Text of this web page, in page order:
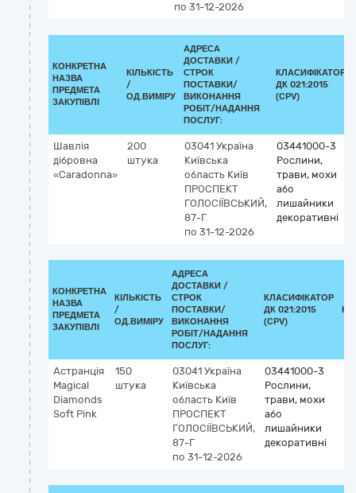
по 31-12-2026
КОНКРЕТНА
НАЗВА
ПРЕДМЕТА
ЗАКУПІВЛІ
КІЛЬКІСТЬ
/
ОД.ВИМІРУ
АДРЕСА
ДОСТАВКИ /
СТРОК
ПОСТАВКИ/
ВИКОНАННЯ
РОБІТ/НАДАННЯ
ПОСЛУГ:
КЛАСИФІКАТОР
ДК 021:2015
(CPV)
Шавлія
дібровна
«Caradonna»
200
штука
03041 Україна
Київська
область Київ
ПРОСПЕКТ
ГОЛОСІЇВСЬКИЙ,
87-Г
по 31-12-2026
03441000-3
Рослини,
трави, мохи
або
лишайники
декоративні
КОНКРЕТНА
НАЗВА
ПРЕДМЕТА
ЗАКУПІВЛІ
КІЛЬКІСТЬ
/
ОД.ВИМІРУ
АДРЕСА
ДОСТАВКИ /
СТРОК
ПОСТАВКИ/
ВИКОНАННЯ
РОБІТ/НАДАННЯ
ПОСЛУГ:
КЛАСИФІКАТОР
ДК 021:2015
(CPV)
Астранція
Magical
Diamonds
Soft Pink
150
штука
03041 Україна
Київська
область Київ
ПРОСПЕКТ
ГОЛОСІЇВСЬКИЙ,
87-Г
по 31-12-2026
03441000-3
Рослини,
трави, мохи
або
лишайники
декоративні